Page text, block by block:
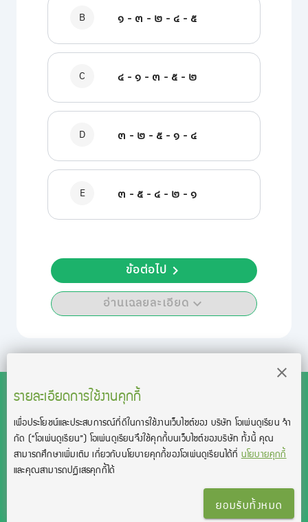
B ๑ - ๓ - ๒ - ๔ - ๕
C ๔ - ๑ - ๓ - ๕ - ๒
D ๓ - ๒ - ๕ - ๑ - ๔
E ๓ - ๕ - ๔ - ๒ - ๑
อ่านเฉลยละเอียด
ข้อต่อไป
รายละเอียดการใช้งานคุกกี้
เพื่อประโยชน์และประสบการณ์ที่ดีในการใช้งานเว็บไซต์ของ บริษัท โอเพ่นดูเรียน จํา
กัด (“โอเพ่นดูเรียน”)โอเพ่นดูเรียนจึงใช้คุกกี้บนเว็บไซต์ของบริษัท ทั้งนี้ คุณ
สามารถศึกษาเพิ่มเติม เกี่ยวกับนโยบายคุกกี้ของโอเพ่นดูเรียนได้ที่นโยบายคุกกี้
และคุณสามารถปฏิเสธคุกกี้ได้
ยอมรับทั้งหมด
สงวนลิขสิทธิ์โดย บริษัท โอเพ่นดูเรียน จำกัด 2021 ©︎ OpenDurian
Co., Ltd.
TOEIC® and TOEFL® are registered trademarks of Educational Testing
ติดต่อเรา